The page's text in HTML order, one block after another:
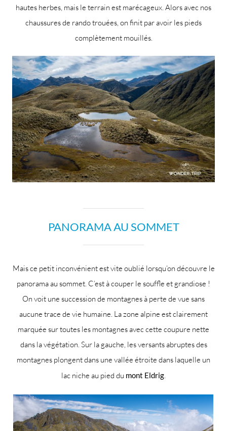
hautes herbes, mais le terrain est marécageux. Alors avec nos
chaussures de rando trouées, on finit par avoir les pieds
complètement mouillés.
PANORAMA AU SOMMET
Mais ce petit inconvénient est vite oublié lorsqu’on découvre le
panorama au sommet. C’est à couper le souffle et grandiose !
On voit une succession de montagnes à perte de vue sans
aucune trace de vie humaine. La zone alpine est clairement
marquée sur toutes les montagnes avec cette coupure nette
dans la végétation. Sur la gauche, les versants abruptes des
montagnes plongent dans une vallée étroite dans laquelle un
lac niche au pied du mont Eldrig.